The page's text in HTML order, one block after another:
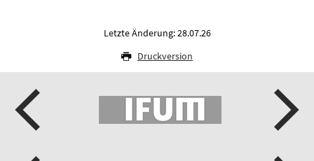
Letzte Änderung: 28.07.26
Druckversion